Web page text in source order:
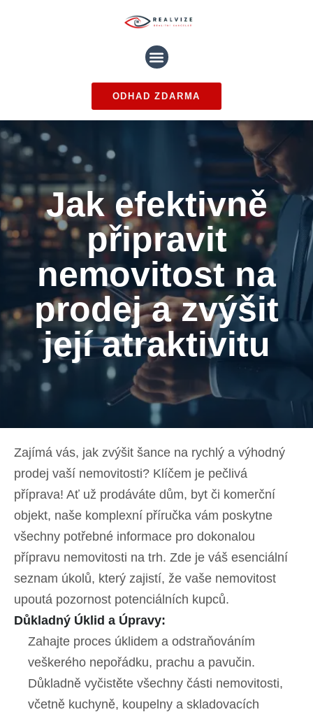
ODHAD ZDARMA
Jak efektivně
připravit
nemovitost na
prodej a zvýšit
její atraktivitu
Zajímá vás, jak zvýšit šance na rychlý a výhodný
prodej vaší nemovitosti? Klíčem je pečlivá
příprava! Ať už prodáváte dům, byt či komerční
objekt, naše komplexní příručka vám poskytne
všechny potřebné informace pro dokonalou
přípravu nemovitosti na trh. Zde je váš esenciální
seznam úkolů, který zajistí, že vaše nemovitost
upoutá pozornost potenciálních kupců.
Důkladný Úklid a Úpravy:
Zahajte proces úklidem a odstraňováním
veškerého nepořádku, prachu a pavučin.
Důkladně vyčistěte všechny části nemovitosti,
včetně kuchyně, koupelny a skladovacích